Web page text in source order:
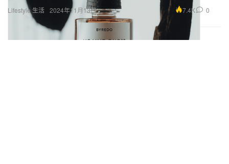
Lifestyle 生活 2024年11月13日 7.4K 0